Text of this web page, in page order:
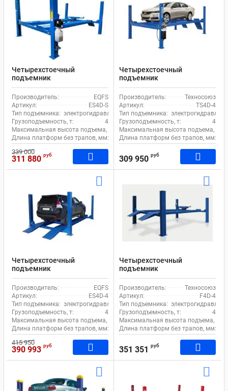
Четырехстоечный
подъемник
электрогидравлический 4т
380В для сход-развала
EQFS ES4D-S
Производитель:
EQFS
Артикул:
ES4D-S
Тип подъемника: электрогидравлический
Грузоподъемность, т:
4
Максимальная высота подъема, мм:
1850
Длина платформ без трапов, мм:
4130
339 000
311 880 руб
Четырехстоечный
подъемник
электрогидравлический 4т
380В EQFS TS4D-4 с
траверсой
Производитель:
Техносоюз
Артикул:
TS4D-4
Тип подъемника:
Грузоподъемность, т:
4
Максимальная высота подъема, мм:
Длина платформ без трапов, мм:
309 950 руб
Четырехстоечный
подъемник
электрогидравлический 4т
380В для сход-развала
EQFS ES4D-4 с траверсой
Производитель:
EQFS
Артикул:
ES4D-4
Тип подъемника: электрогидравлический
Грузоподъемность, т:
4
Максимальная высота подъема, мм:
1900
Длина платформ без трапов, мм:
4850
415 950
390 993 руб
Четырехстоечный
подъемник
электрогидравлический 4т
380В для сход-развала
EQFS F4D-4 с траверсой
Производитель:
Техносоюз
Артикул:
F4D-4
Тип подъемника:
Грузоподъемность, т:
4
Максимальная высота подъема, мм:
Длина платформ без трапов, мм:
351 351 руб